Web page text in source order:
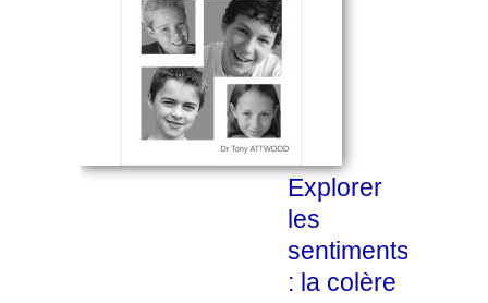
Explorer
les
sentiments
: la colère